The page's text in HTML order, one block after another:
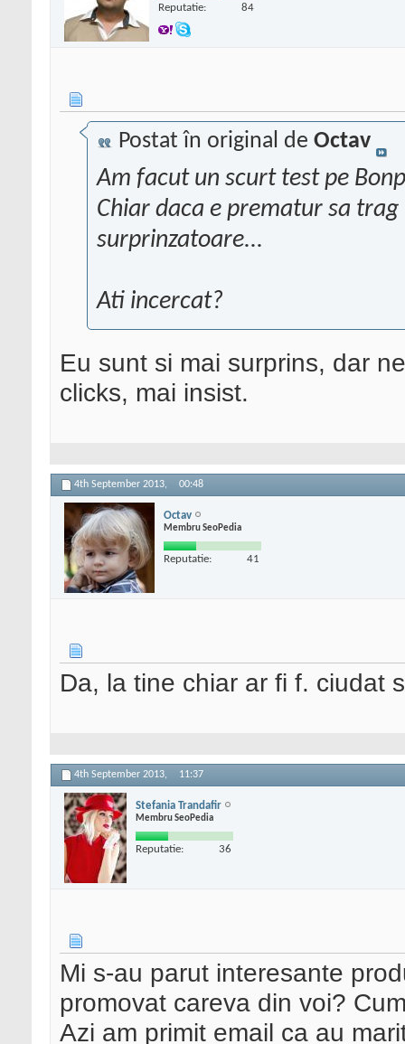
Reputatie: 84
Postat în original de Octav
Am facut un scurt test pe
Chiar daca e prematur sa
surprinzatoare...
Ati incercat?
Eu sunt si mai surprins, dar
clicks, mai insist.
4th September 2013, 00:48
Octav
Membru SeoPedia
Reputatie: 41
Da, la tine chiar ar fi f. ciudat
4th September 2013, 11:37
Stefania Trandafir
Membru SeoPedia
Reputatie: 36
Mi s-au parut interesante
promovat careva din voi?
Azi am primit email ca au